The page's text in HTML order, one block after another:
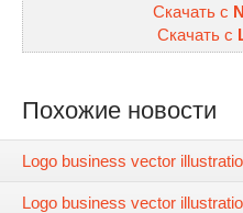
Скачать с
Скачать с
Похожие новости
Logo business vector
Logo business vector